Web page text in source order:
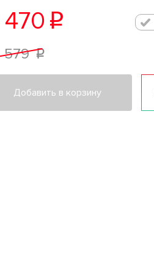
470 p
579 p
Добавить в корзину